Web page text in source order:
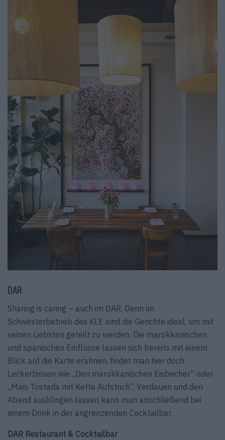
DAR
Sharing is caring – auch im DAR. Denn im
Schwesterbetrieb des KLE sind die Gerichte ideal, um mit
seinen Liebsten geteilt zu werden. Die marokkanischen
und spanischen Einflüsse lassen sich bereits mit einem
Blick auf die Karte erahnen, findet man hier doch
Leckerbissen wie „Den marokkanischen Eisbecher“ oder
„Mais Tostada mit Kefta Aufstrich“. Verdauen und den
Abend ausklingen lassen kann man anschließend bei
einem Drink in der angrenzenden Cocktailbar.
DAR Restaurant & Cocktailbar